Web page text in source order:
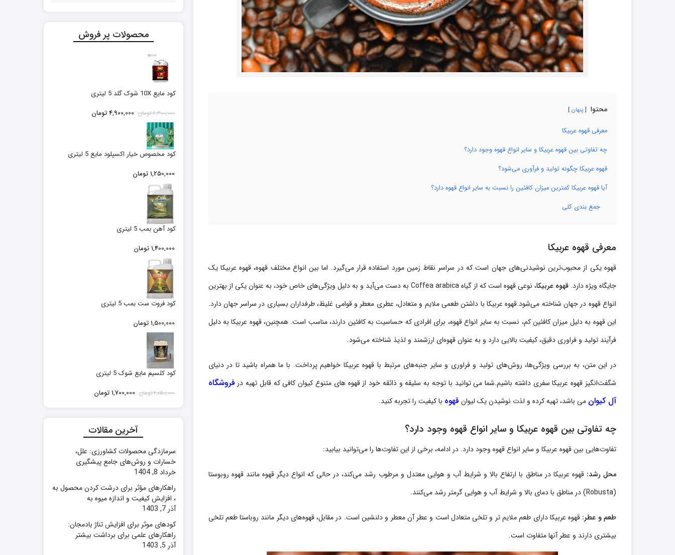
محتوا پنهان
معرفی قهوه عربیکا
چه تفاوتی بین قهوه عربیکا و سایر انواع قهوه وجود دارد؟
قهوه عربیکا چگونه تولید و فرآوری می‌شود؟
آیا قهوه عربیکا کمترین میزان کافئین را نسبت به سایر انواع قهوه دارد؟
جمع بندی کلی
معرفی قهوه عربیکا
قهوه یکی از محبوب‌ترین نوشیدنی‌های جهان است که در سراسر نقاط زمین مورد استفاده قرار می‌گیرد. اما بین انواع مختلف قهوه، قهوه عربیکا یک
جایگاه ویژه دارد.قهوه عربیکا
، نوعی قهوه است که از گیاه Coffea arabica به دست می‌آید و به دلیل ویژگی‌های خاص خود، به عنوان یکی از بهترین
انواع قهوه در جهان شناخته می‌شود.قهوه عربیکا با داشتن طعمی ملایم و متعادل، عطری معطر و قوامی غلیظ، طرفداران بسیاری در سراسر جهان دارد.
این قهوه به دلیل میزان کافئین کم، نسبت به سایر انواع قهوه، برای افرادی که حساسیت به کافئین دارند، مناسب است. همچنین، قهوه عربیکا به دلیل
فرآیند تولید و فراوری دقیق، کیفیت بالایی دارد و به عنوان قهوه‌ای ارزشمند و لذیذ شناخته می‌شود.
در این متن، به بررسی ویژگی‌ها، روش‌های تولید و فراوری و سایر جنبه‌های مرتبط با قهوه عربیکا خواهیم پرداخت. با ما همراه باشید تا در دنیای
شگفت‌انگیز قهوه عربیکا سفری داشته باشیم.شما می توانید با توجه به سلیقه و ذائقه خود از قهوه های متنوع کیوان کافی که قابل تهیه در فروشگاه
آل کیوان می باشد، تهیه کرده و لذت نوشیدن یک لیوان قهوه با کیفیت را تجربه کنید.
چه تفاوتی بین قهوه عربیکا و سایر انواع قهوه وجود دارد؟
تفاوت‌هایی بین قهوه عربیکا و سایر انواع قهوه وجود دارد. در ادامه، برخی از این تفاوت‌ها را می‌توانید بیابید:
محل رشد: قهوه عربیکا در مناطق با ارتفاع بالا و شرایط آب و هوایی معتدل و مرطوب رشد می‌کند، در حالی که انواع دیگر قهوه مانند قهوه روبوستا
(Robusta) در مناطق با دمای بالا و شرایط آب و هوایی گرمتر رشد می‌کنند.
طعم و عطر: قهوه عربیکا دارای طعم ملایم تر و تلخی متعادل است و عطر آن معطر و دلنشین است. در مقابل، قهوه‌های دیگر مانند روباستا طعم تلخی
بیشتری دارند و عطر آنها متفاوت است.
محصولات پر فروش
کود مایع 10X شوک گلد 5 لیتری
6,300,000تومان قیمت
4,900,000 تومان
کود مخصوص خیار اکسپلود مایع 5 لیتری
1,250,000 تومان
کود آهن بمب 5 لیتری
1,400,000 تومان
کود فروت ست بمب 5 لیتری
1,500,000 تومان
کود کلسیم مایع شوک 5 لیتری
2,150,000تومان قیمت
بود.
1,700,000 تومان
آخرین مقالات
سرمازدگی محصولات کشاورزی: علل،
خسارات و روش‌های جامع پیشگیری
خرداد 8, 1404
راهکارهای مؤثر برای درشت کردن محصول به
، افزایش کیفیت و اندازه میوه به
آذر 7, 1403
کودهای موثر برای افزایش تناژ بادمجان:
راهکارهای علمی برای برداشت بیشتر
آذر 5, 1403